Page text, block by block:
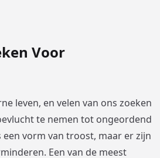
Voor
leven, en velen van ons zoeken
te nemen tot ongeordend
vorm van troost, maar er zijn
Een van de meest